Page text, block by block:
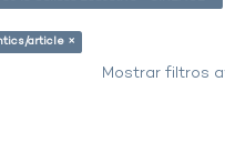
article ×
Mostrar filtros